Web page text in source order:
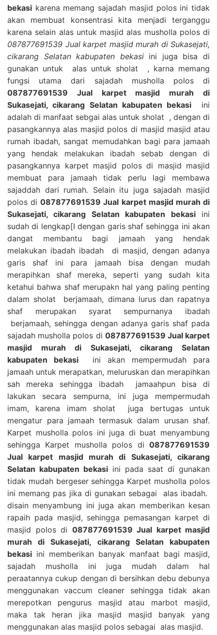
bekasi karena memang sajadah masjid polos ini tidak
akan membuat konsentrasi kita menjadi terganggu
karena selain alas untuk masjid alas musholla polos di
087877691539 Jual karpet masjid murah di Sukasejati,
cikarang Selatan kabupaten bekasiini juga bisa di
gunakan untuk alas untuk sholat , karna memang
fungsi utama dari sajadah musholla polos di
087877691539 Jual karpet masjid murah di
Sukasejati, cikarang Selatan kabupaten bekasi ini
adalah di manfaat sebgai alas untuk sholat , dengan di
pasangkannya alas masjid polos di masjid masjid atau
rumah ibadah, sangat memudahkan bagi para jamaah
yang hendak melakukan ibadah sebab dengan di
pasangkannya karpet masjid polos di masjid masjid
membuat para jamaah tidak perlu lagi membawa
sajaddah dari rumah. Selain itu juga sajadah masjid
polos di087877691539 Jual karpet masjid murah di
Sukasejati, cikarang Selatan kabupaten bekasiini
sudah di lengkap[I dengan garis shaf sehingga ini akan
dangat membantu bagi jamaah yang hendak
melakukan ibadah ibadah di masjid, dengan adanya
garis shaf ini para jamaah bisa dengan mudah
merapihkan shaf mereka, seperti yang sudah kita
ketahui bahwa shaf merupakn hal yang paling penting
dalam sholat berjamaah, dimana lurus dan rapatnya
shaf merupakan syarat sempurnanya ibadah
berjamaah, sehingga dengan adanya garis shaf pada
sajadah musholla polos di 087877691539 Jual karpet
masjid murah di Sukasejati, cikarang Selatan
kabupaten bekasi ini akan mempermudah para
jamaah untuk merapatkan, meluruskan dan merapihkan
sah mereka sehingga ibadah jamaahpun bisa di
lakukan secara sempurna, ini juga mempermudah
imam, karena imam sholat juga bertugas untuk
mengatur para jamaah termasuk dalam urusan shaf.
Karpet musholla polos ini juga di buat menyambung
sehingga Karpet musholla polos di 087877691539
Jual karpet masjid murah di Sukasejati, cikarang
Selatan kabupaten bekasi ini pada saat di gunakan
tidak mudah bergeser sehingga Karpet musholla polos
ini memang pas jika di gunakan sebagai alas ibadah.
disain menyambung ini juga akan memberikan kesan
rapaih pada masjid, sehingga pemasangan karpet di
masjid polos di 087877691539 Jual karpet masjid
murah di Sukasejati, cikarang Selatan kabupaten
bekasi ini memberikan banyak manfaat bagi masjid,
sajadah musholla ini juga mudah dalam hal
peraatannya cukup dengan di bersihkan debu debunya
menggunakan vaccum cleaner sehingga tidak akan
merepotkan pengurus masjid atau marbot masjid,
maka tak heran jika masjid masjid banyak yang
menggunakan alas masjid polos sebagai alas masjid.